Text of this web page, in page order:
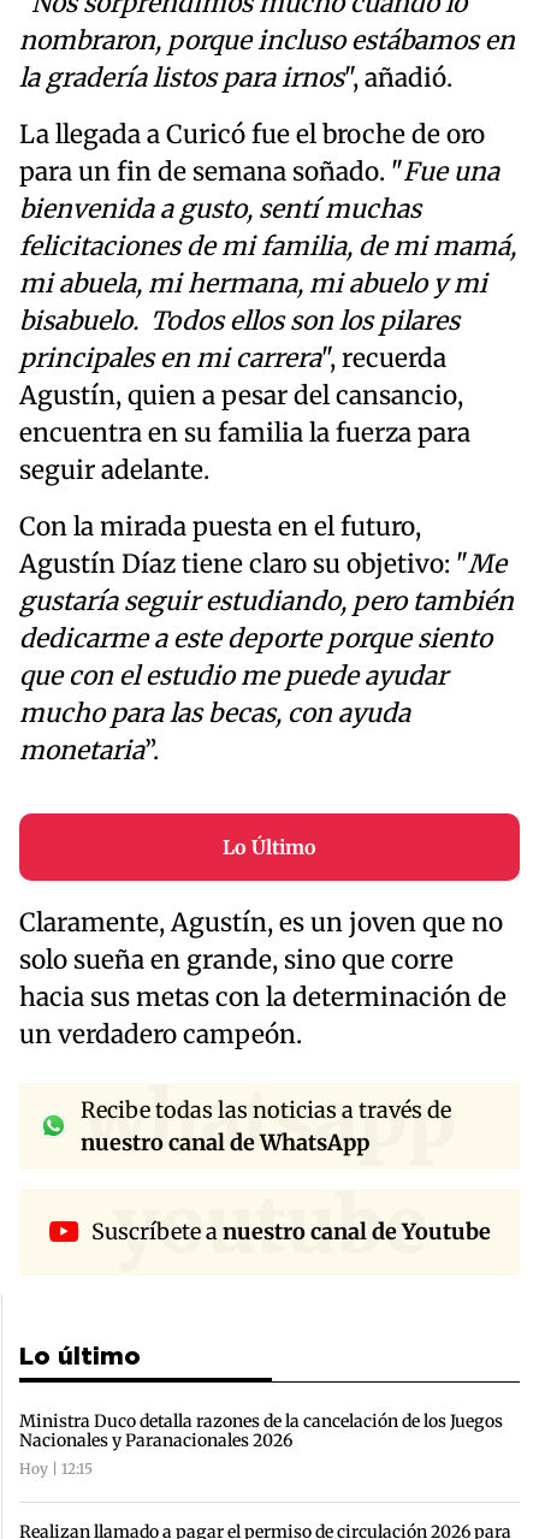
nombraron, porque incluso estábamos en
la gradería listos para irnos", añadió.
La llegada a Curicó fue el broche de oro
para un fin de semana soñado. "Fue una
bienvenida a gusto, sentí muchas
felicitaciones de mi familia, de mi mamá,
mi abuela, mi hermana, mi abuelo y mi
bisabuelo. Todos ellos son los pilares
principales en mi carrera", recuerda
Agustín, quien a pesar del cansancio,
encuentra en su familia la fuerza para
seguir adelante.
Con la mirada puesta en el futuro,
Agustín Díaz tiene claro su objetivo: "Me
gustaría seguir estudiando, pero también
dedicarme a este deporte porque siento
que con el estudio me puede ayudar
mucho para las becas, con ayuda
monetaria”.
Lo Último
Claramente, Agustín, es un joven que no
solo sueña en grande, sino que corre
hacia sus metas con la determinación de
un verdadero campeón.
whatsapp
Recibe todas las noticias a través de
nuestro canal de WhatsApp
youtube
Suscríbete anuestro canal de Youtube
Lo último
Ministra Duco detalla razones de la cancelación de los Juegos
Nacionales y Paranacionales 2026
Hoy | 12:15
Realizan llamado a pagar el permiso de circulación 2026 para